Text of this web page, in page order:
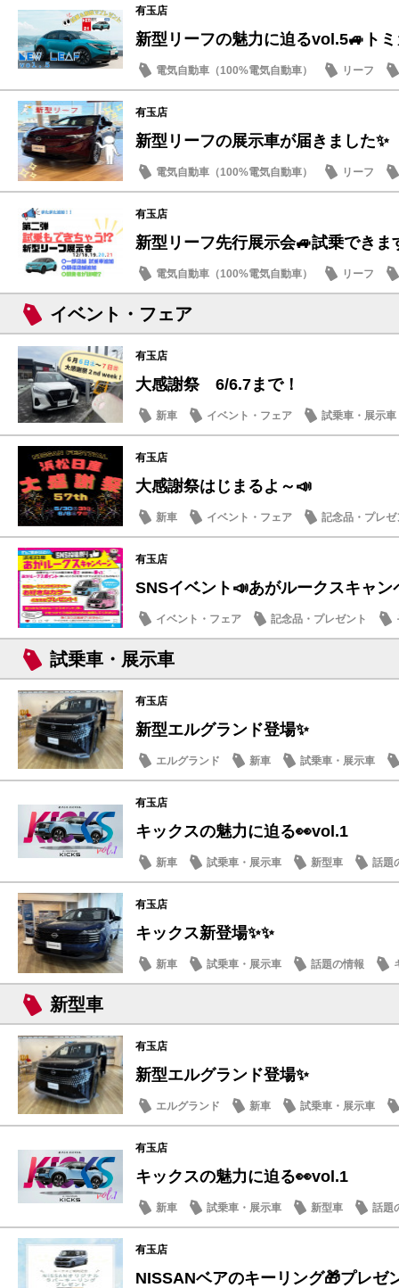
有玉店
新型リーフの魅力に迫るvol.5🚙ト
電気自動車（100%電気自動車）
リーフ
店内イベント
有玉店
新型リーフの展示車が届きました✨
電気自動車（100%電気自動車）
リーフ
おもてなし
有玉店
新型リーフ先行展示会🚙試乗できま
電気自動車（100%電気自動車）
リーフ
話題の情報
イベント・フェア
有玉店
大感謝祭 6/6.7まで！
新車 イベント・フェア 試乗車・展示車
有玉店
大感謝祭はじまるよ～📣
新車 イベント・フェア 記念品・プレゼ
有玉店
SNSイベント📣あがルークスキャン
イベント・フェア 記念品・プレゼント
試乗車・展示車
有玉店
新型エルグランド登場✨
エルグランド 新車 試乗車・展示車
有玉店
キックスの魅力に迫る👀vol.1
新車 試乗車・展示車 新型車 話題
有玉店
キックス新登場✨✨
新車 試乗車・展示車 話題の情報
新型車
有玉店
新型エルグランド登場✨
エルグランド 新車 試乗車・展示車
有玉店
キックスの魅力に迫る👀vol.1
新車 試乗車・展示車 新型車 話題
有玉店
NISSANベアのキーリング🎁プレゼ